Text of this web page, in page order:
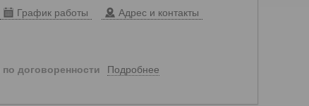
График работы Адрес и контакты
по договоренности Подробнее